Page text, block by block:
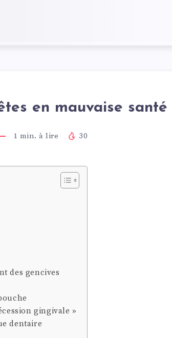
en mauvaise santé
1 min. à lire 30
des gencives
gingivale »
dentaire